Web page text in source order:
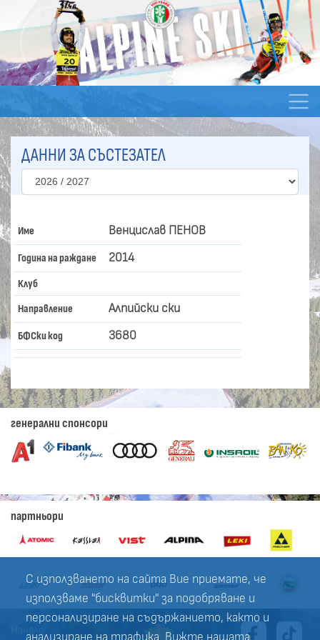
С използването на сайта Вие приемате, че
използваме "бисквитки" за подобряване и
персонализиране на съдържанието, както и
анализиране на трафика. Вижте нашата
ДАННИ ЗА СЪСТЕЗАТЕЛ
Име Венцислав ПЕНОВ
Година на раждане 2014
Клуб
Направление Алпийски ски
БФСки код 3680
генерални спонсори
партньори